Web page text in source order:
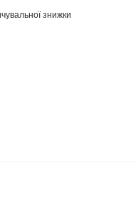
знижки